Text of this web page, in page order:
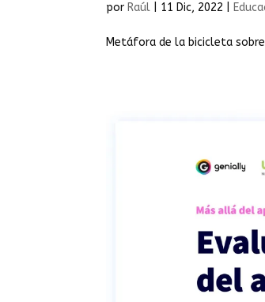
por Raúl 11 Dic, 2022
Metáfora de la bicicleta